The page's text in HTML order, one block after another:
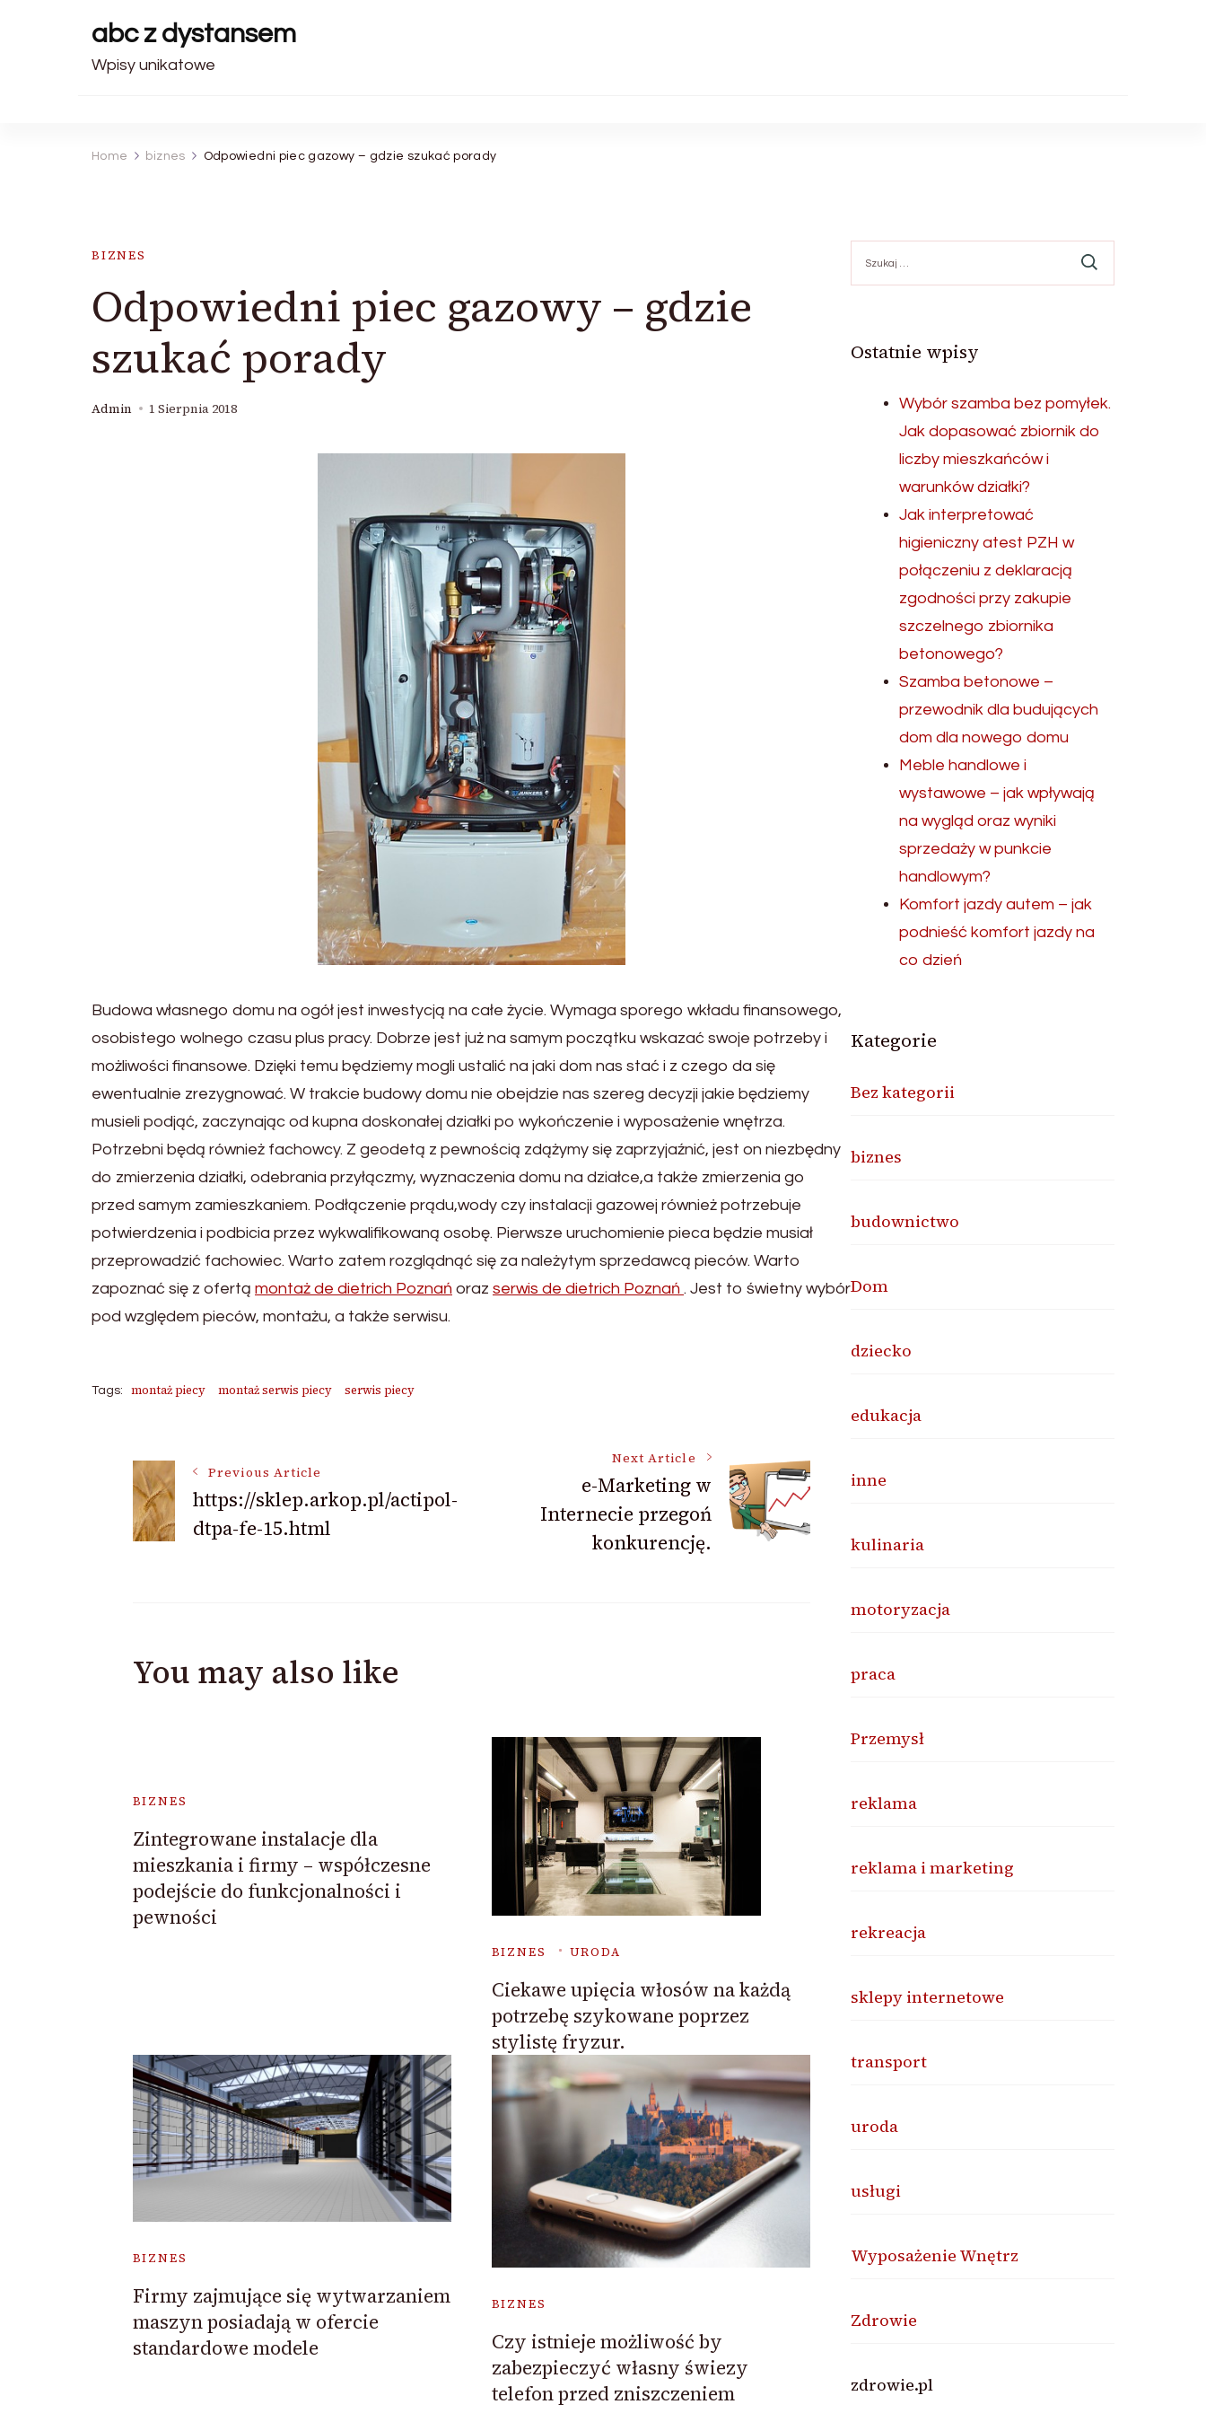
abc z dystansem
Wpisy unikatowe
Home biznes Odpowiedni piec gazowy – gdzie szukać porady
BIZNES
Odpowiedni piec gazowy – gdzie
szukać porady
Admin 1 Sierpnia 2018
Budowa własnego domu na ogół jest inwestycją na całe życie. Wymaga sporego wkładu finansowego,
osobistego wolnego czasu plus pracy. Dobrze jest już na samym początku wskazać swoje potrzeby i
możliwości finansowe. Dzięki temu będziemy mogli ustalić na jaki dom nas stać i z czego da się
ewentualnie zrezygnować. W trakcie budowy domu nie obejdzie nas szereg decyzji jakie będziemy
musieli podjąć, zaczynając od kupna doskonałej działki po wykończenie i wyposażenie wnętrza.
Potrzebni będą również fachowcy. Z geodetą z pewnością zdążymy się zaprzyjaźnić, jest on niezbędny
do zmierzenia działki, odebrania przyłączmy, wyznaczenia domu na działce,a także zmierzenia go
przed samym zamieszkaniem. Podłączenie prądu,wody czy instalacji gazowej również potrzebuje
potwierdzenia i podbicia przez wykwalifikowaną osobę. Pierwsze uruchomienie pieca będzie musiał
przeprowadzić fachowiec. Warto zatem rozglądnąć się za należytym sprzedawcą pieców. Warto
zapoznać się z ofertą montaż de dietrich Poznań oraz serwis de dietrich Poznań . Jest to świetny wybór
pod względem pieców, montażu, a także serwisu.
Tags: montaż piecy montaż serwis piecy serwis piecy
Post
Navigation
Previous Article
https://sklep.arkop.pl/actipol-
dtpa-fe-15.html
Next Article
e-Marketing w
Internecie przegoń
konkurencję.
You may also like
BIZNES
Zintegrowane instalacje dla
mieszkania i firmy – współczesne
podejście do funkcjonalności i
pewności
BIZNES URODA
Ciekawe upięcia włosów na każdą
potrzebę szykowane poprzez
stylistę fryzur.
BIZNES
Firmy zajmujące się wytwarzaniem
maszyn posiadają w ofercie
standardowe modele
BIZNES
Czy istnieje możliwość by
zabezpieczyć własny świezy
telefon przed zniszczeniem
Ostatnie wpisy
Wybór szamba bez pomyłek.
Jak dopasować zbiornik do
liczby mieszkańców i
warunków działki?
Jak interpretować
higieniczny atest PZH w
połączeniu z deklaracją
zgodności przy zakupie
szczelnego zbiornika
betonowego?
Szamba betonowe –
przewodnik dla budujących
dom dla nowego domu
Meble handlowe i
wystawowe – jak wpływają
na wygląd oraz wyniki
sprzedaży w punkcie
handlowym?
Komfort jazdy autem – jak
podnieść komfort jazdy na
co dzień
Kategorie
Bez kategorii
biznes
budownictwo
Dom
dziecko
edukacja
inne
kulinaria
motoryzacja
praca
Przemysł
reklama
reklama i marketing
rekreacja
sklepy internetowe
transport
uroda
usługi
Wyposażenie Wnętrz
Zdrowie
zdrowie.pl